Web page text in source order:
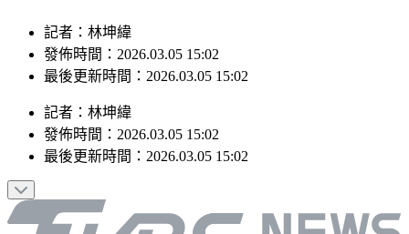
記者：林坤緯
發佈時間：2026.03.05 15:02
最後更新時間：2026.03.05 15:02
記者 ： 林坤緯
發佈時間： 2026.03.05 15:02
最後更新時間： 2026.03.05 15:02